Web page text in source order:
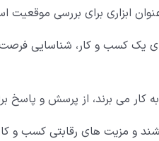
ابزاری برای بررسی موقعیت
کسب و کار، شناسایی فرصت
بخشند و مزیت های رقابتی کسب و